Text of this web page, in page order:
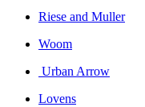
Riese and Muller
Woom
Urban Arrow
Lovens